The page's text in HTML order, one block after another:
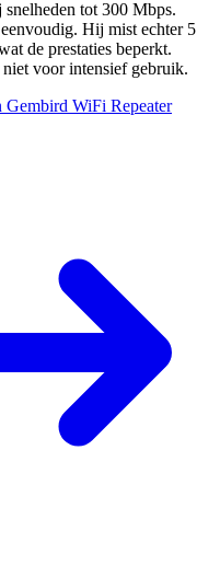
tot 300 Mbps.
Hij mist echter 5
de prestaties beperkt.
voor intensief gebruik.
WiFi Repeater